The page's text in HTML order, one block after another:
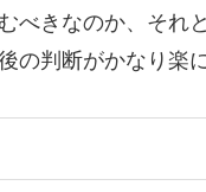
べきなのか、それ
の判断がかなり楽